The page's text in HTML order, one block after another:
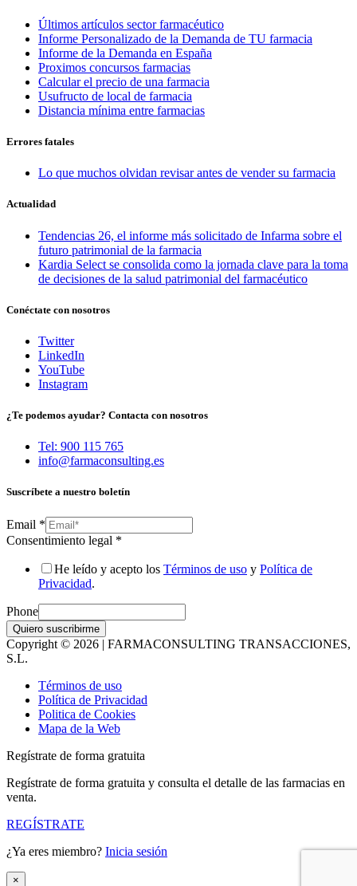
Últimos artículos sector farmacéutico
Informe Personalizado de la Demanda de TU farmacia
Informe de la Demanda en España
Proximos concursos farmacias
Calcular el precio de una farmacia
Usufructo de local de farmacia
Distancia mínima entre farmacias
Errores fatales
Lo que muchos olvidan revisar antes de vender su farmacia
Actualidad
Tendencias 26, el informe más solicitado de Infarma sobre el
futuro patrimonial de la farmacia
Kardia Select se consolida como la jornada clave para la toma
de decisiones de la salud patrimonial del farmacéutico
Conéctate con nosotros
Twitter
LinkedIn
YouTube
Instagram
¿Te podemos ayudar? Contacta con nosotros
Tel: 900 115 765
info@farmaconsulting.es
Suscríbete a nuestro boletín
Email *
Consentimiento legal *
He leído y acepto los Términos de uso y Política de
Privacidad.
Phone
Quiero suscribirme
Copyright © 2026 | FARMACONSULTING TRANSACCIONES,
S.L.
Términos de uso
Política de Privacidad
Politica de Cookies
Mapa de la Web
Regístrate de forma gratuita
Regístrate de forma gratuita y consulta el detalle de las farmacias en
venta.
REGÍSTRATE
¿Ya eres miembro? Inicia sesión
×